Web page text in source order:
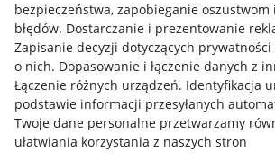
bezpieczeństwa, zapobieganie
błędów. Dostarczanie i prezentowanie
Zapisanie decyzji dotyczących
o nich. Dopasowanie i łączenie danych z
Łączenie różnych urządzeń. Identyfikacja
podstawie informacji przesyłanych
Twoje dane personalne przetwarzamy
ułatwiania korzystania z naszych stron
Informacje prawne
Regulamin
Polityka plików "cookies"
Ustawienia plików "cookies"